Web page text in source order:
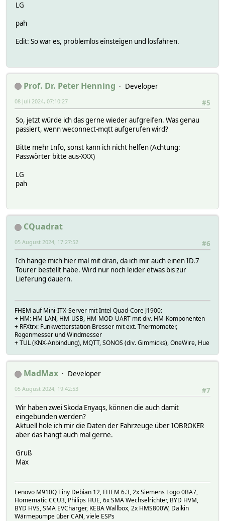
LG
pah
Edit: So war es, problemlos einsteigen und losfahren.
Prof. Dr. Peter Henning
Developer
#5
08 Juli 2024, 07:10:27
So, jetzt würde ich das gerne wieder aufgreifen. Was genau
passiert, wenn weconnect-mqtt aufgerufen wird?
Bitte mehr Info, sonst kann ich nicht helfen (Achtung:
Passwörter bitte aus-XXX)
LG
pah
CQuadrat
#6
05 August 2024, 17:27:52
Ich hänge mich hier mal mit dran, da ich mir auch einen ID.7
Tourer bestellt habe. Wird nur noch leider etwas bis zur
Lieferung dauern.
FHEM auf Mini-ITX-Server mit Intel Quad-Core J1900:
+ HM: HM-LAN, HM-USB, HM-MOD-UART mit div. HM-Komponenten
+ RFXtrx: Funkwetterstation Bresser mit ext. Thermometer,
Regenmesser und Windmesser
+ TUL (KNX-Anbindung), MQTT, SONOS (div. Gimmicks), OneWire, Hue
MadMax
Developer
#7
05 August 2024, 19:42:53
Wir haben zwei Skoda Enyaqs, können die auch damit
eingebunden werden?
Aktuell hole ich mir die Daten der Fahrzeuge über IOBROKER
aber das hängt auch mal gerne.
Gruß
Max
Lenovo M910Q Tiny Debian 12, FHEM 6.3, 2x Siemens Logo 0BA7,
Homematic CCU3, Philips HUE, 6x SMA Wechselrichter, BYD HVM,
BYD HVS, SMA EVCharger, KEBA Wallbox, 2x HMS800W, Daikin
Wärmepumpe über CAN, viele ESPs